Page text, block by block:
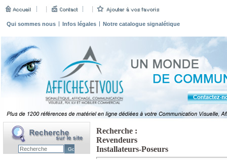
Qui sommes nous Infos légales Notre catalogue signalétique
Recherche :
Revendeurs
Installateurs-Poseurs